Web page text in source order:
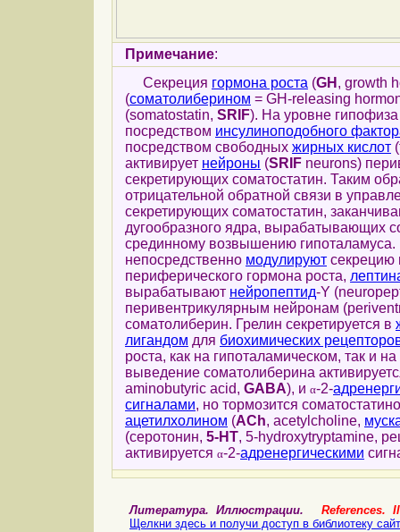
Примечание:
Секреция гормона роста (GH , growth
(соматолиберином = GH-releasing
(somatostatin, SRIF). На уровне
посредством инсулиноподобного
посредством свободных жирных кислот
активирует нейроны (SRIF neurons)
секретирующих соматостатин. Таким
отрицательной обратной связи в
секретирующих соматостатин,
дугообразного ядра, вырабатывающих
срединному возвышению гипоталамуса.
непосредственно модулируют секрецию
периферического гормона роста,
вырабатывают нейропептид-Y
перивентрикулярным нейронам
соматолиберин. Грелин секретируется в
лигандом для биохимических
роста, как на гипоталамическом, так и
выведение соматолиберина
aminobutyric acid, GABA), и α-2-
сигналами, но тормозится
ацетилхолином (ACh, acetylcholine,
(серотонин, 5-HT, 5-hydroxytryptamine,
активируется α-2-адренергическими
Литература. Иллюстрации. References.
Щелкни здесь и получи доступ в библиотеку